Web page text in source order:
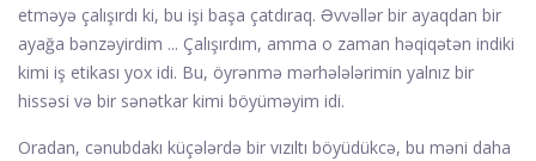
etməyə çalışırdı ki, bu işi başa çatdıraq. Əvvəllər bir ayaqdan bir
ayağa bənzəyirdim ... Çalışırdım, amma o zaman həqiqətən indiki
kimi iş etikası yox idi. Bu, öyrənmə mərhələlərimin yalnız bir
hissəsi və bir sənətkar kimi böyüməyim idi.
Oradan, cənubdakı küçələrdə bir vızıltı böyüdükcə, bu məni daha